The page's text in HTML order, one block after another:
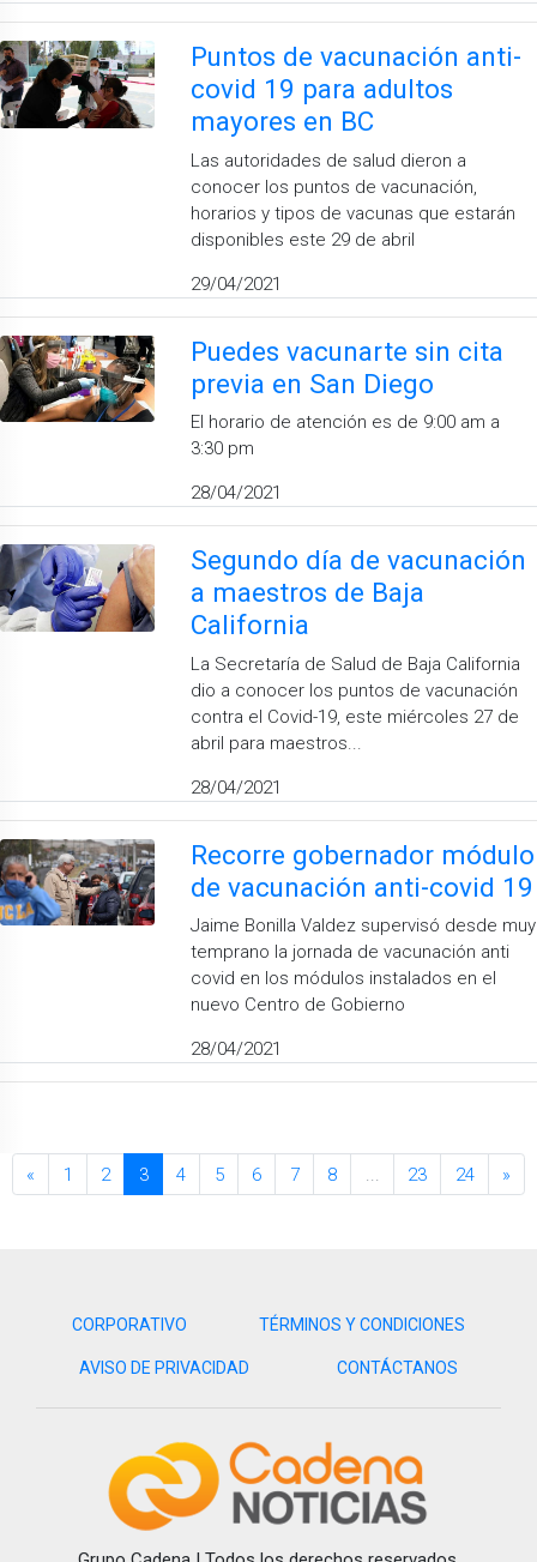
Puntos de vacunación anti-
covid 19 para adultos
mayores en BC
Las autoridades de salud dieron a
conocer los puntos de vacunación,
horarios y tipos de vacunas que estarán
disponibles este 29 de abril
29/04/2021
Puedes vacunarte sin cita
previa en San Diego
El horario de atención es de 9:00 am a
3:30 pm
28/04/2021
Segundo día de vacunación
a maestros de Baja
California
La Secretaría de Salud de Baja California
dio a conocer los puntos de vacunación
contra el Covid-19, este miércoles 27 de
abril para maestros...
28/04/2021
Recorre gobernador módulo
de vacunación anti-covid 19
Jaime Bonilla Valdez supervisó desde muy
temprano la jornada de vacunación anti
covid en los módulos instalados en el
nuevo Centro de Gobierno
28/04/2021
« 1 2 3 4 5 6 7 8 23 24 »
CORPORATIVO TÉRMINOS Y CONDICIONES
AVISO DE PRIVACIDAD CONTÁCTANOS